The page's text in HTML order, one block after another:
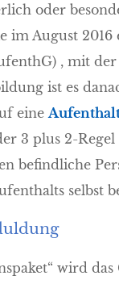
oder
im August 2016
, mit
ist es
eine
3 plus 2-
befindliche
selbst
wird